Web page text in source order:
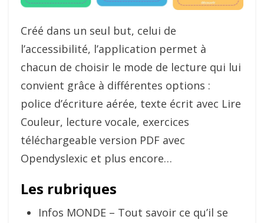
Créé dans un seul but, celui de
l’accessibilité, l’application permet à
chacun de choisir le mode de lecture qui lui
convient grâce à différentes options :
police d’écriture aérée, texte écrit avec Lire
Couleur, lecture vocale, exercices
téléchargeable version PDF avec
Opendyslexic et plus encore…
Les rubriques
Infos MONDE – Tout savoir ce qu’il se